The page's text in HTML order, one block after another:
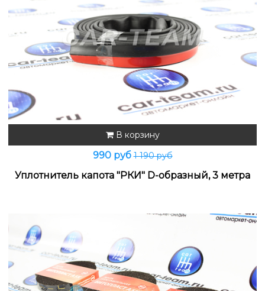
В корзину
990 руб1 190 руб
Уплотнитель капота "РКИ" D-образный, 3 метра